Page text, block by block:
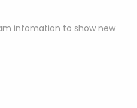
infomation to show new